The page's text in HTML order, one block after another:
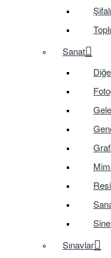
Sanat
Sınavlar